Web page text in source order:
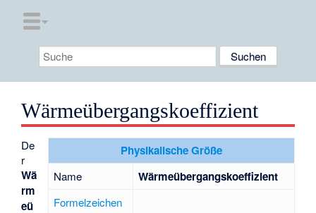
Wärmeübergangskoeffizient
Physikalische Größe
Name Wärmeübergangskoeffizient
Formelzeichen
De
r
Wä
rm
eü